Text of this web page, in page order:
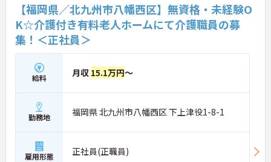
【福岡県／北九州市八幡西区】無資格・未経験O
K☆介護付き有料老人ホームにて介護職員の募
集！＜正社員＞
給料 月収 15.1万円～
勤務地 福岡県 北九州市八幡西区 下上津役1-8-1
雇用形態 正社員(正職員)